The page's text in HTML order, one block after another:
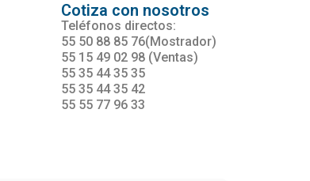
Cotiza con nosotros
Teléfonos directos:
55 50 88 85 76(Mostrador)
55 15 49 02 98 (Ventas)
55 35 44 35 35
55 35 44 35 42
55 55 77 96 33